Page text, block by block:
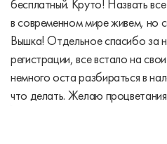
бесплатный. Круто! Назвать
в современном мире живем, но
Вышка! Отдельное спасибо за
регистрации, все встало на
немного оста разбираться в
что делать. Желаю